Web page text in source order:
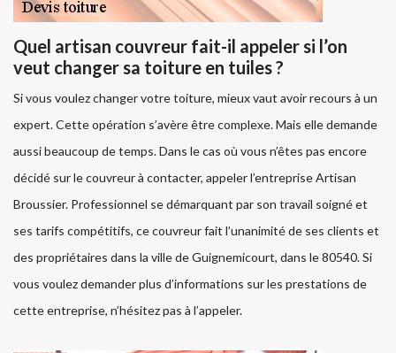
Quel artisan couvreur fait-il appeler si l’on
veut changer sa toiture en tuiles ?
Si vous voulez changer votre toiture, mieux vaut avoir recours à un
expert. Cette opération s’avère être complexe. Mais elle demande
aussi beaucoup de temps. Dans le cas où vous n’êtes pas encore
décidé sur le couvreur à contacter, appeler l’entreprise Artisan
Broussier. Professionnel se démarquant par son travail soigné et
ses tarifs compétitifs, ce couvreur fait l’unanimité de ses clients et
des propriétaires dans la ville de Guignemicourt, dans le 80540. Si
vous voulez demander plus d’informations sur les prestations de
cette entreprise, n’hésitez pas à l’appeler.